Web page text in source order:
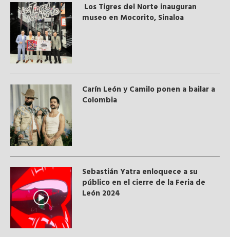
Los Tigres del Norte inauguran
museo en Mocorito, Sinaloa
Carín León y Camilo ponen a bailar a
Colombia
Sebastián Yatra enloquece a su
público en el cierre de la Feria de
León 2024